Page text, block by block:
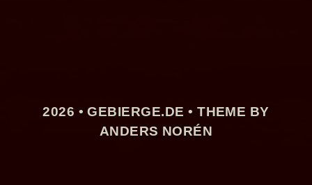
2026 •GEBIERGE.DE • THEME BY
ANDERS NORÉN